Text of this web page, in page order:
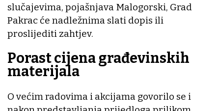
slučajevima, pojašnjava Malogorski, Grad
Pakrac će nadležnima slati dopis ili
proslijediti zahtjev.
Porast cijena građevinskih
materijala
O većim radovima i akcijama govorilo se i